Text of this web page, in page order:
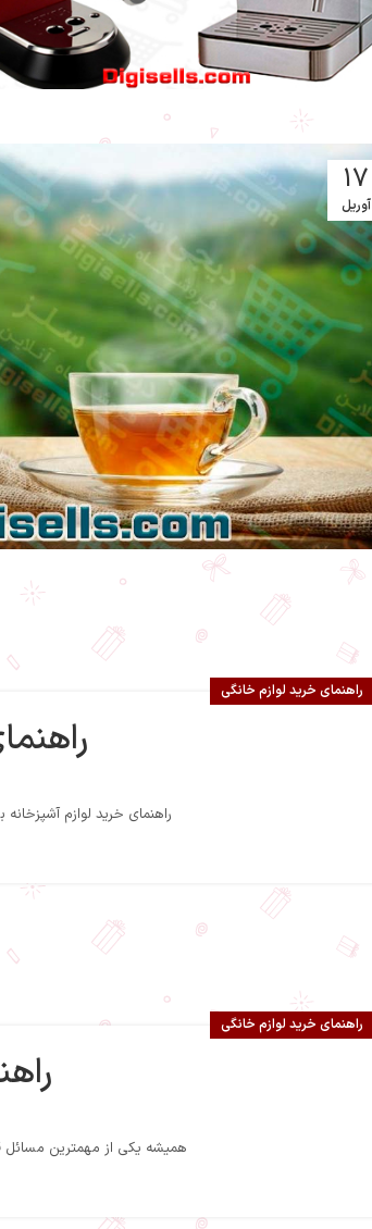
17
آوریل
راهنمای خرید لوازم خانگی
راهنمای خرید لوازم
راهنمای خرید لوازم خانگی
همیشه یکی از مهمترین مسائل